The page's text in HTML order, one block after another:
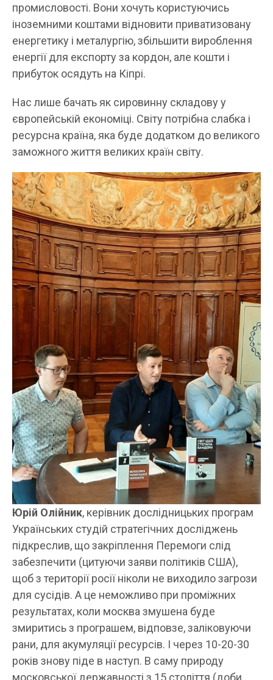
промисловості. Вони хочуть користуючись
іноземними коштами відновити приватизовану
енергетику і металургію, збільшити вироблення
енергії для експорту за кордон, але кошти і
прибуток осядуть на Кіпрі.
Нас лише бачать як сировинну складову у
європейській економіці. Світу потрібна слабка і
ресурсна країна, яка буде додатком до великого
заможного життя великих країн світу.
Юрій Олійник, керівник дослідницьких програм
Українських студій стратегічних досліджень
підкреслив, що закріплення Перемоги слід
забезпечити (цитуючи заяви політиків США),
щоб з території росії ніколи не виходило загрози
для сусідів. А це неможливо при проміжних
результатах, коли москва змушена буде
змиритись з програшем, відповзе, заліковуючи
рани, для акумуляції ресурсів. І через 10-20-30
років знову піде в наступ. В саму природу
московської державності з 15 століття (доби